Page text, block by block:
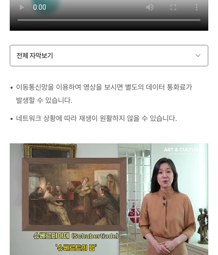
전체 자막보기
이동통신망을 이용하여 영상을 보시면 별도의 데이터 통화료가
발생할 수 있습니다.
네트워크 상황에 따라 재생이 원활하지 않을 수 있습니다.